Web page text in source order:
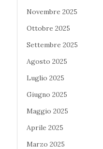
Novembre 2025
Ottobre 2025
Settembre 2025
Agosto 2025
Luglio 2025
Giugno 2025
Maggio 2025
Aprile 2025
Marzo 2025